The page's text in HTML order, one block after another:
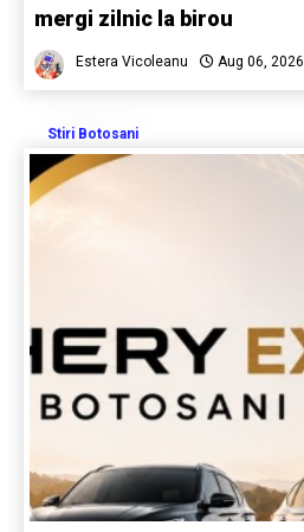
mergi zilnic la birou
Estera Vicoleanu Aug 06, 2026
Stiri Botosani